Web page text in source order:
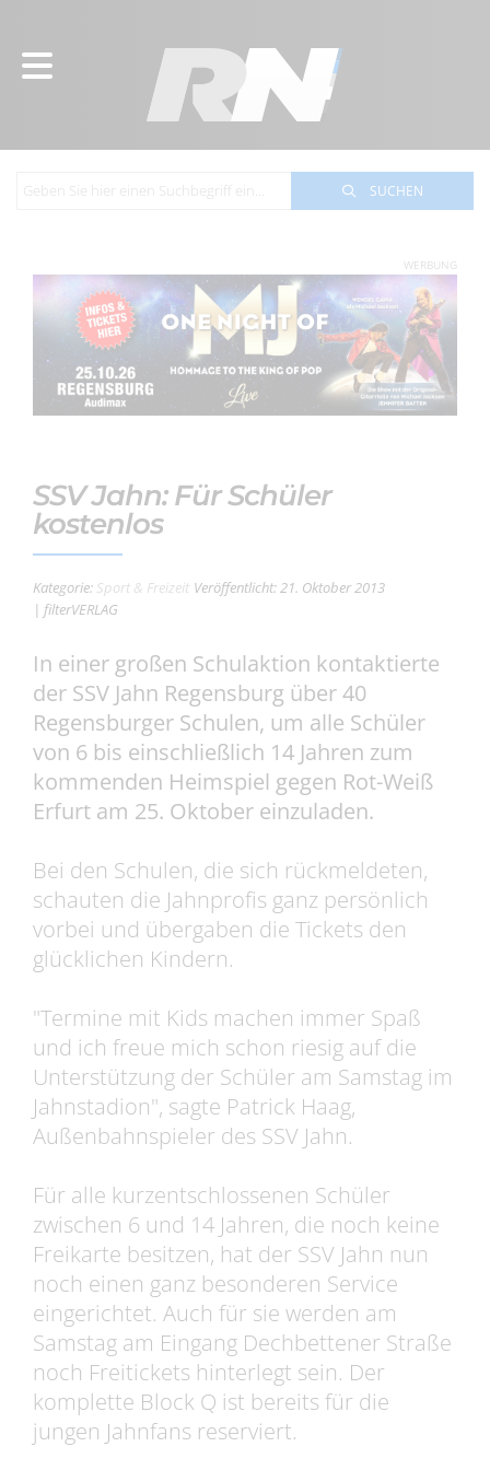
SUCHEN
WERBUNG
SSV Jahn: Für Schüler
kostenlos
Kategorie: Sport & Freizeit Veröffentlicht: 21. Oktober 2013
| filterVERLAG
In einer großen Schulaktion kontaktierte
der SSV Jahn Regensburg über 40
Regensburger Schulen, um alle Schüler
von 6 bis einschließlich 14 Jahren zum
kommenden Heimspiel gegen Rot-Weiß
Erfurt am 25. Oktober einzuladen.
Bei den Schulen, die sich rückmeldeten,
schauten die Jahnprofis ganz persönlich
vorbei und übergaben die Tickets den
glücklichen Kindern.
"Termine mit Kids machen immer Spaß
und ich freue mich schon riesig auf die
Unterstützung der Schüler am Samstag im
Jahnstadion", sagte Patrick Haag,
Außenbahnspieler des SSV Jahn.
Für alle kurzentschlossenen Schüler
zwischen 6 und 14 Jahren, die noch keine
Freikarte besitzen, hat der SSV Jahn nun
noch einen ganz besonderen Service
eingerichtet. Auch für sie werden am
Samstag am Eingang Dechbettener Straße
noch Freitickets hinterlegt sein. Der
komplette Block Q ist bereits für die
jungen Jahnfans reserviert.